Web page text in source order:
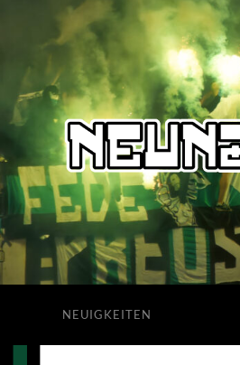
NEUIGKEITEN